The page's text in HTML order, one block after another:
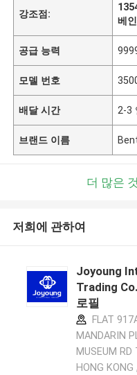
강조점:
베
공급 능력
모델 번호
배달 시간 2-3
브랜드 이름
더 많은
저희에 관하여
Joyoung
Trading
로필
FLAT
MANDARIN
MUSEUM RD
HONG KONG